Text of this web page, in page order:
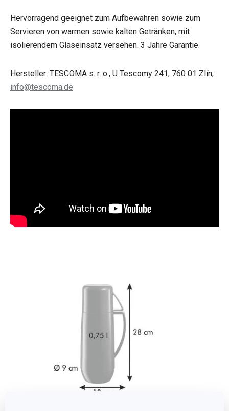
Hervorragend geeignet zum Aufbewahren sowie zum
Servieren von warmen sowie kalten Getränken, mit
isolierendem Glaseinsatz versehen. 3 Jahre Garantie.
Hersteller: TESCOMA s. r. o., U Tescomy 241, 760 01 Zlín;
info@tescoma.de